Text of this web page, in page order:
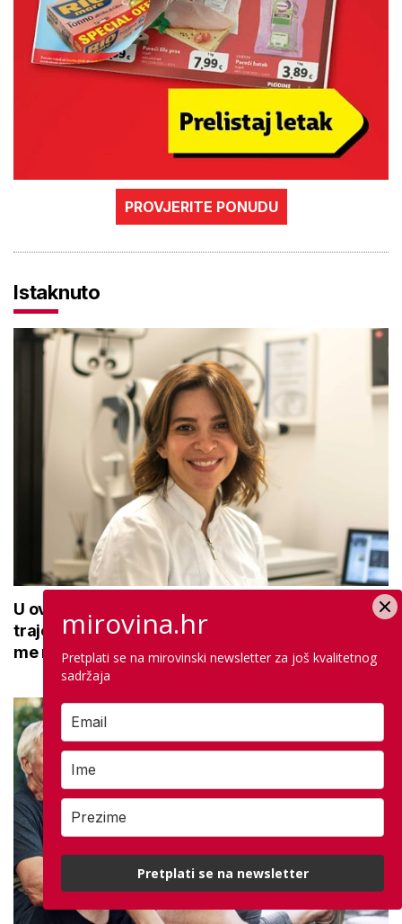
PROVJERITE PONUDU
Istaknuto
U ovoj optici rade najdetaljniji pregled vida,
traje sat vremena: Bila sam na njemu, evo što
me naučio
mirovina.hr
Pretplati se na mirovinski newsletter za još kvalitetnog
sadržaja
Pretplati se na newsletter